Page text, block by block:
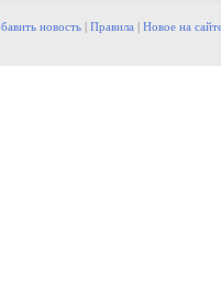
новость | Правила | Новое на